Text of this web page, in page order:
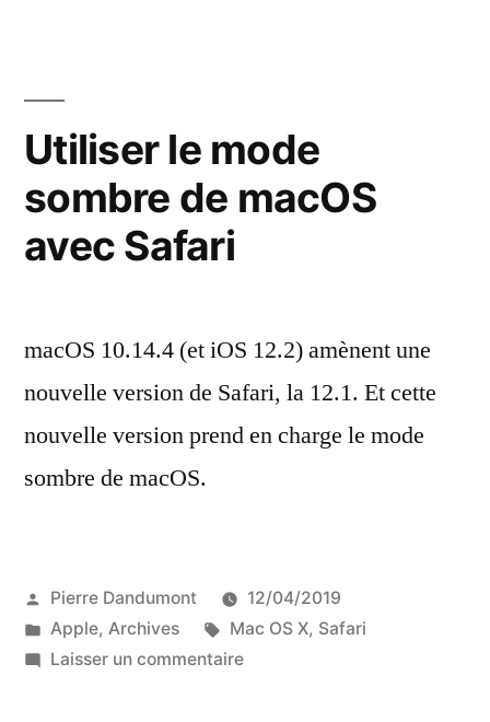
Utiliser le mode
sombre de macOS
avec Safari
macOS 10.14.4 (et iOS 12.2) amènent une
nouvelle version de Safari, la 12.1. Et cette
nouvelle version prend en charge le mode
sombre de macOS.
Publié
par
Pierre Dandumont
12/04/2019
Publié
dans
Apple, Archives Étiquettes :
Mac OS X, Safari
Laisser un commentairesur